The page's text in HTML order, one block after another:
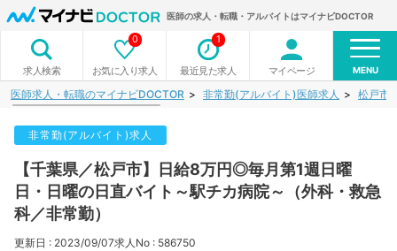
医師の求人・転職・アルバイトはマイナビDOCTOR
求人検索 お気に入り求人
0
最近見た求人
1
マイページ MENU
医師求人・転職のマイナビDOCTOR 非常勤(アルバイト)医師求人 松戸市
非常勤(アルバイト)求人
【千葉県／松戸市】日給8万円◎毎月第1週日曜
日・日曜の日直バイト～駅チカ病院～（外科・救急
科／非常勤）
更新日 : 2023/09/07求人No : 586750